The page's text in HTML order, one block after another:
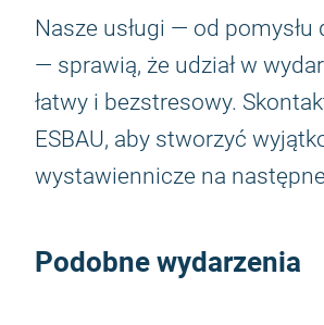
Nasze usługi — od pomysłu
— sprawią, że udział w
łatwy i bezstresowy.
ESBAU, aby stworzyć
wystawiennicze na
Podobne wydarzenia